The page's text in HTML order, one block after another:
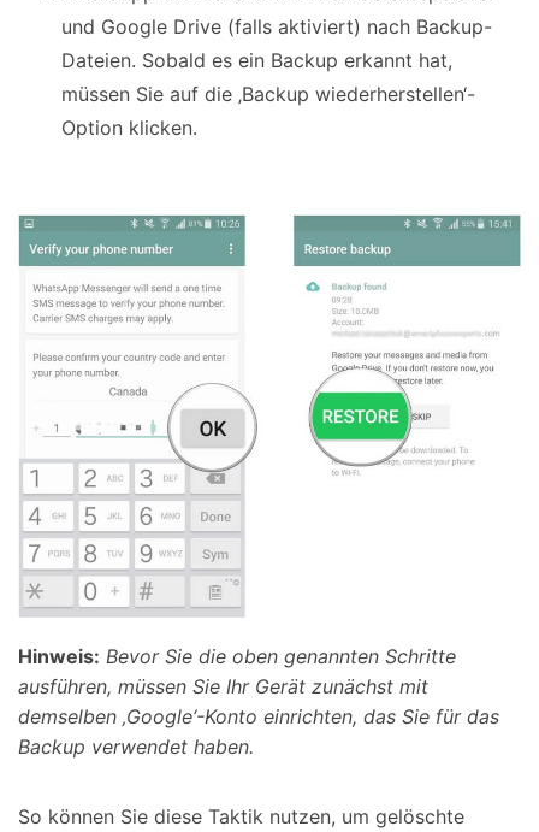
und Google Drive (falls aktiviert) nach Backup-
Dateien. Sobald es ein Backup erkannt hat,
müssen Sie auf die ‚Backup wiederherstellen‘-
Option klicken.
Hinweis: Bevor Sie die oben genannten Schritte
ausführen, müssen Sie Ihr Gerät zunächst mit
demselben ‚Google‘-Konto einrichten, das Sie für das
Backup verwendet haben.
So können Sie diese Taktik nutzen, um gelöschte